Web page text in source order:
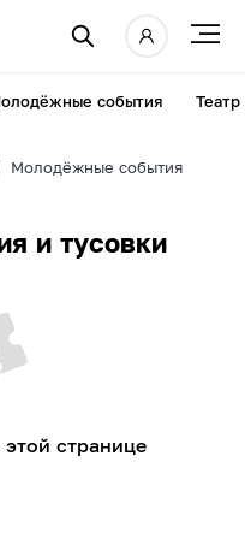
события Театр
Молодёжные события
и тусовки
странице